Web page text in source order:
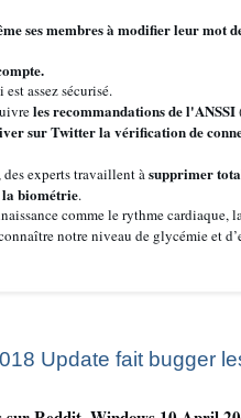
ses membres à modifier leur mot
assez sécurisé.
les recommandations de l'ANSSI
sur Twitter la vérification de
des experts travaillent àsupprimer
la biométrie.
comme le rythme
notre niveau de glycémie et
Update fait bugger